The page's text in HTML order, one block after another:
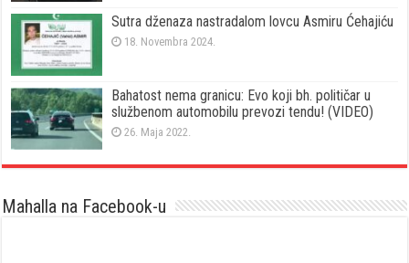
Sutra dženaza nastradalom lovcu Asmiru Ćehajiću
18. Novembra 2024.
Bahatost nema granicu: Evo koji bh. političar u
službenom automobilu prevozi tendu! (VIDEO)
26. Maja 2022.
Mahalla na Facebook-u